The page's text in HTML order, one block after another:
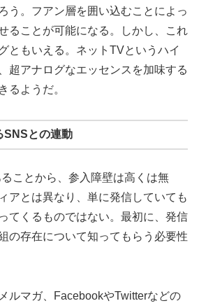
う。フアン層を囲い込むことによっ
ることが可能になる。しかし、これ
ともいえる。ネットTVというハイ
超アナログなエッセンスを加味する
るようだ。
SNSとの連動
ことから、参入障壁は高くは無
アとは異なり、単に発信していても
てくるものではない。最初に、発信
の存在について知ってもらう必要性
ルマガ、FacebookやTwitterなどの